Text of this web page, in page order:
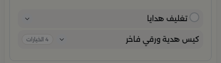
تغليف هدايا
كيس هدية ورقي فاخر 4 الخيارات